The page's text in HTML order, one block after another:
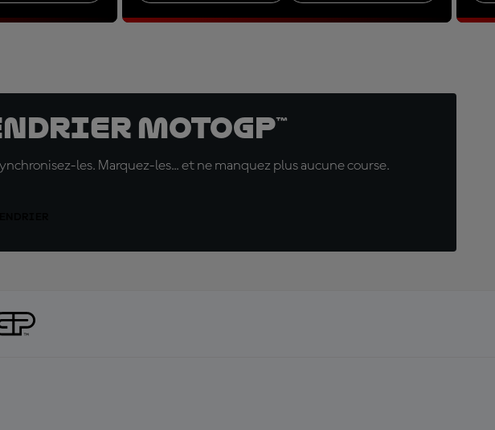
MotoGP™
les. Marquez-les... et ne manquez plus aucune course.